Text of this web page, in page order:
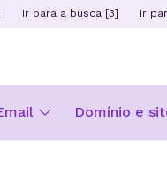
Ir para a busca [3] Ir
Domínio e